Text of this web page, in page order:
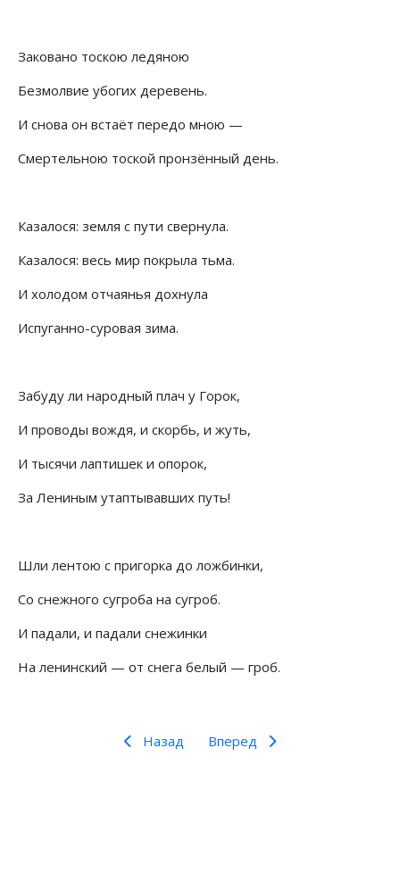
Заковано тоскою ледяною
Безмолвие убогих деревень.
И снова он встаёт передо мною —
Смертельною тоской пронзённый день.
Казалося: земля с пути свернула.
Казалося: весь мир покрыла тьма.
И холодом отчаянья дохнула
Испуганно-суровая зима.
Забуду ли народный плач у Горок,
И проводы вождя, и скорбь, и жуть,
И тысячи лаптишек и опорок,
За Лениным утаптывавших путь!
Шли лентою с пригорка до ложбинки,
Со снежного сугроба на сугроб.
И падали, и падали снежинки
На ленинский — от снега белый — гроб.
Назад Вперед